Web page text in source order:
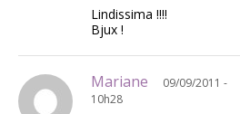
Lindissima !!!!
Bjux !
Mariane
09/09/2011 -
10h28